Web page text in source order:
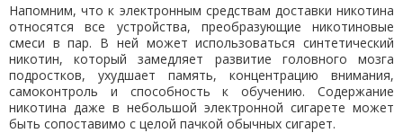
Напомним, что к электронным средствам доставки никотина
относятся все устройства, преобразующие никотиновые
смеси в пар. В ней может использоваться синтетический
никотин, который замедляет развитие головного мозга
подростков, ухудшает память, концентрацию внимания,
самоконтроль и способность к обучению. Содержание
никотина даже в небольшой электронной сигарете может
быть сопоставимо с целой пачкой обычных сигарет.